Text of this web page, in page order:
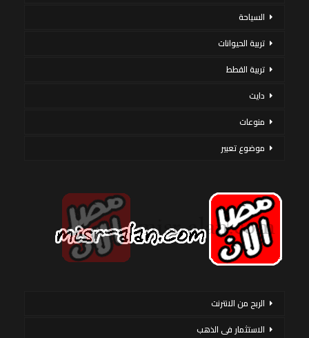
السياحة
تربية الحيوانات
تربية القطط
دايت
منوعات
موضوع تعبير
الربح من الانترنت
الاستثمار فى الذهب